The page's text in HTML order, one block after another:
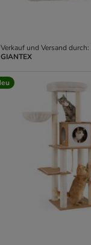
Verkauf und Versand durch:
GIANTEX